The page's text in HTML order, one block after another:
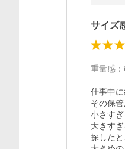
サイズ
重量感 ：
仕事中
その保
小さす
大きす
探した